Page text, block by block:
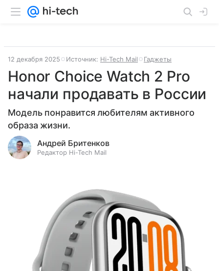
12 декабря 2025 Источник: Hi-Tech Mail Гаджеты
Honor Choice Watch 2 Pro
начали продавать в России
Модель понравится любителям активного
образа жизни.
Андрей Бритенков
Редактор Hi-Tech Mail